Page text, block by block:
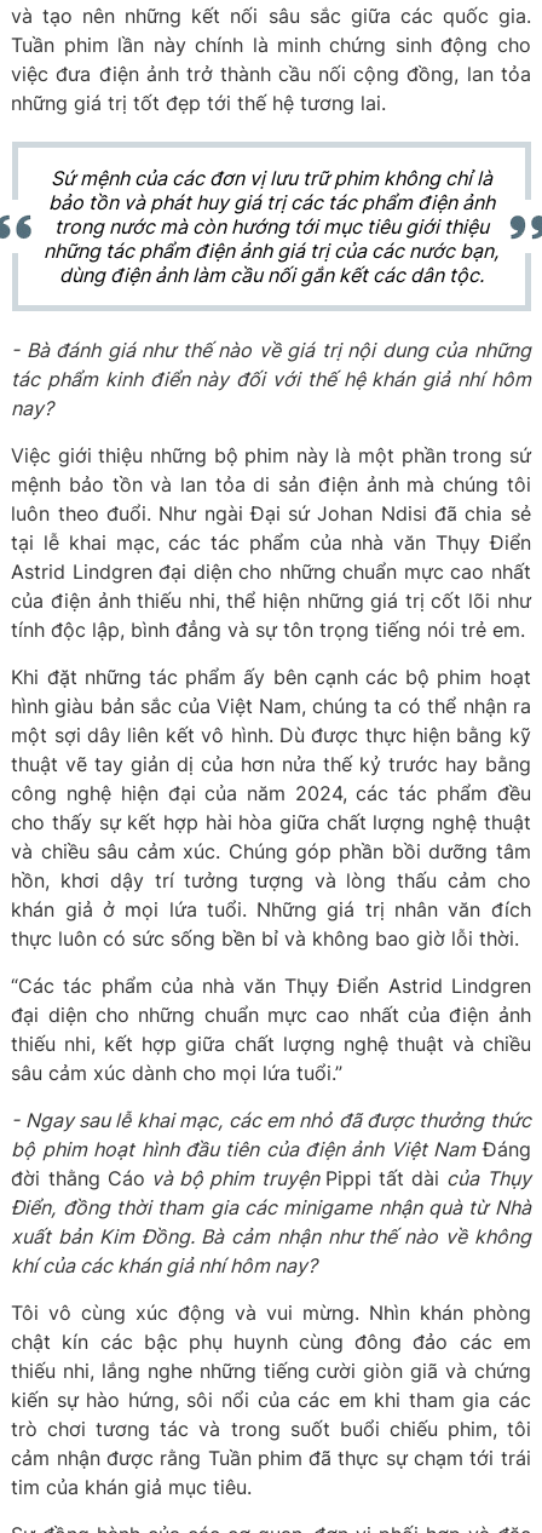
và tạo nên những kết nối sâu sắc giữa các quốc gia.
Tuần phim lần này chính là minh chứng sinh động cho
việc đưa điện ảnh trở thành cầu nối cộng đồng, lan tỏa
những giá trị tốt đẹp tới thế hệ tương lai.
Sứ mệnh của các đơn vị lưu trữ phim không chỉ là
bảo tồn và phát huy giá trị các tác phẩm điện ảnh
trong nước mà còn hướng tới mục tiêu giới thiệu
những tác phẩm điện ảnh giá trị của các nước bạn,
dùng điện ảnh làm cầu nối gắn kết các dân tộc.
- Bà đánh giá như thế nào về giá trị nội dung của những
tác phẩm kinh điển này đối với thế hệ khán giả nhí hôm
nay?
Việc giới thiệu những bộ phim này là một phần trong sứ
mệnh bảo tồn và lan tỏa di sản điện ảnh mà chúng tôi
luôn theo đuổi. Như ngài Đại sứ Johan Ndisi đã chia sẻ
tại lễ khai mạc, các tác phẩm của nhà văn Thụy Điển
Astrid Lindgren đại diện cho những chuẩn mực cao nhất
của điện ảnh thiếu nhi, thể hiện những giá trị cốt lõi như
tính độc lập, bình đẳng và sự tôn trọng tiếng nói trẻ em.
Khi đặt những tác phẩm ấy bên cạnh các bộ phim hoạt
hình giàu bản sắc của Việt Nam, chúng ta có thể nhận ra
một sợi dây liên kết vô hình. Dù được thực hiện bằng kỹ
thuật vẽ tay giản dị của hơn nửa thế kỷ trước hay bằng
công nghệ hiện đại của năm 2024, các tác phẩm đều
cho thấy sự kết hợp hài hòa giữa chất lượng nghệ thuật
và chiều sâu cảm xúc. Chúng góp phần bồi dưỡng tâm
hồn, khơi dậy trí tưởng tượng và lòng thấu cảm cho
khán giả ở mọi lứa tuổi. Những giá trị nhân văn đích
thực luôn có sức sống bền bỉ và không bao giờ lỗi thời.
“Các tác phẩm của nhà văn Thụy Điển Astrid Lindgren
đại diện cho những chuẩn mực cao nhất của điện ảnh
thiếu nhi, kết hợp giữa chất lượng nghệ thuật và chiều
sâu cảm xúc dành cho mọi lứa tuổi.”
- Ngay sau lễ khai mạc, các em nhỏ đã được thưởng thức
bộ phim hoạt hình đầu tiên của điện ảnh Việt NamĐáng
đời thằng Cáo và bộ phim truyện Pippi tất dài của Thụy
Điển, đồng thời tham gia các minigame nhận quà từ Nhà
xuất bản Kim Đồng. Bà cảm nhận như thế nào về không
khí của các khán giả nhí hôm nay?
Tôi vô cùng xúc động và vui mừng. Nhìn khán phòng
chật kín các bậc phụ huynh cùng đông đảo các em
thiếu nhi, lắng nghe những tiếng cười giòn giã và chứng
kiến sự hào hứng, sôi nổi của các em khi tham gia các
trò chơi tương tác và trong suốt buổi chiếu phim, tôi
cảm nhận được rằng Tuần phim đã thực sự chạm tới trái
tim của khán giả mục tiêu.